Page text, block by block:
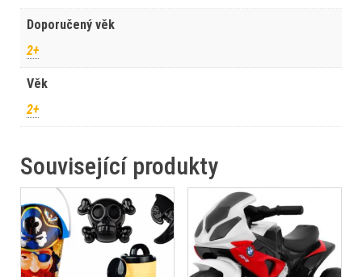
Doporučený věk
2+
Věk
2+
Související produkty